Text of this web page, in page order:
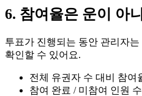
6. 참여율은 운이 아
투표가 진행되는 동안 관리자
확인할 수 있어요.
전체 유권자 수 대비 참여
참여 완료 / 미참여 인원 수